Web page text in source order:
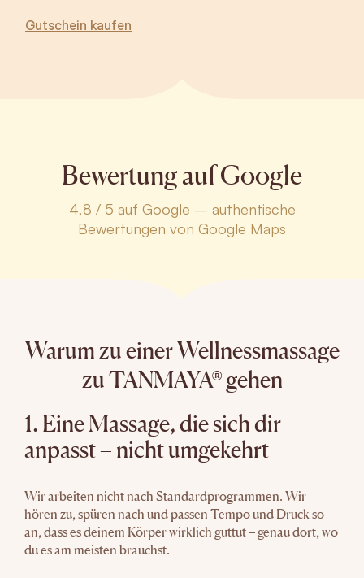
Gutschein kaufen
Bewertung auf Google
4,8 / 5 auf Google – authentische
Bewertungen von Google Maps
Warum zu einer Wellnessmassage
zu TANMAYA® gehen
1. Eine Massage, die sich dir
anpasst – nicht umgekehrt
Wir arbeiten nicht nach Standardprogrammen. Wir
hören zu, spüren nach und passen Tempo und Druck so
an, dass es deinem Körper wirklich guttut – genau dort, wo
du es am meisten brauchst.